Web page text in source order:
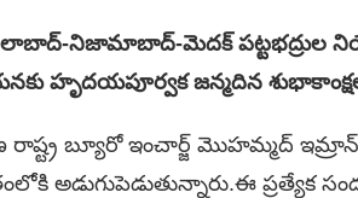
నిజామాబాద్-మెదక్ పట్టభద్రుల
హృదయపూర్వక జన్మదిన
బ్యూరో ఇంచార్జ్ మొహమ్మద్ ఇమ్రాన్
అడుగుపెడుతున్నారు.ఈ ప్రత్యేక